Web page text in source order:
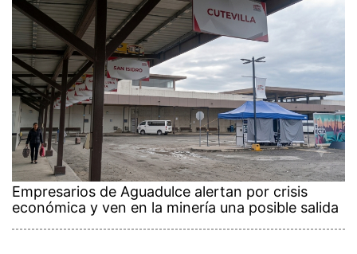
Empresarios de Aguadulce alertan por crisis
económica y ven en la minería una posible salida